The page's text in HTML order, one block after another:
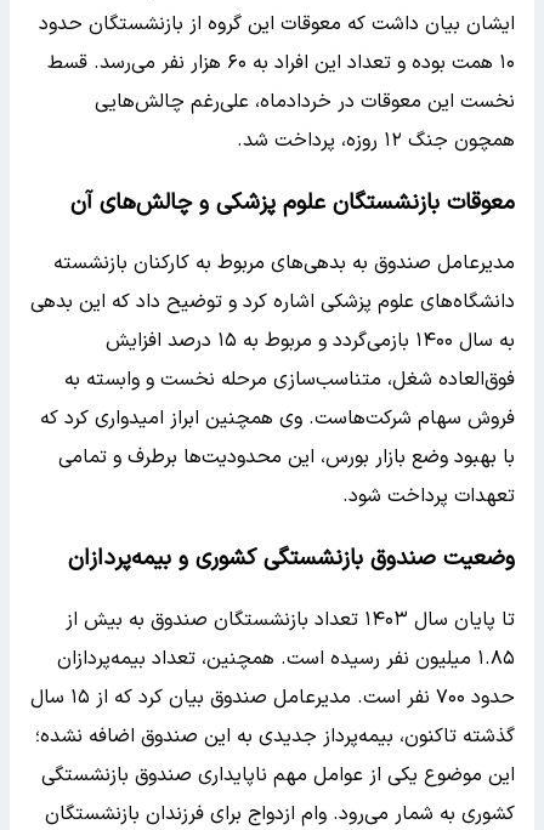
ایشان بیان داشت که معوقات این گروه از بازنشستگان حدود
۱۰ همت بوده و تعداد این افراد به ۶۰ هزار نفر می‌رسد. قسط
نخست این معوقات در خردادماه، علی‌رغم چالش‌هایی
همچون جنگ ۱۲ روزه، پرداخت شد.
معوقات بازنشستگان علوم پزشکی و چالش‌های آن
مدیرعامل صندوق به بدهی‌های مربوط به کارکنان بازنشسته
دانشگاه‌های علوم پزشکی اشاره کرد و توضیح داد که این بدهی
به سال ۱۴۰۰ بازمی‌گردد و مربوط به ۱۵ درصد افزایش
فوق‌العاده شغل، متناسب‌سازی مرحله نخست و وابسته به
فروش سهام شرکت‌هاست. وی همچنین ابراز امیدواری کرد که
با بهبود وضع بازار بورس، این محدودیت‌ها برطرف و تمامی
تعهدات پرداخت شود.
وضعیت صندوق بازنشستگی کشوری و بیمه‌پردازان
تا پایان سال ۱۴۰۳ تعداد بازنشستگان صندوق به بیش از
۱.۸۵ میلیون نفر رسیده است. همچنین، تعداد بیمه‌پردازان
حدود ۷۰۰ نفر است. مدیرعامل صندوق بیان کرد که از ۱۵ سال
گذشته تاکنون، بیمه‌پرداز جدیدی به این صندوق اضافه نشده؛
این موضوع یکی از عوامل مهم ناپایداری صندوق بازنشستگی
کشوری به شمار می‌رود. وام ازدواج برای فرزندان بازنشستگان